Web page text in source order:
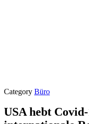
Category Büro
USA hebt